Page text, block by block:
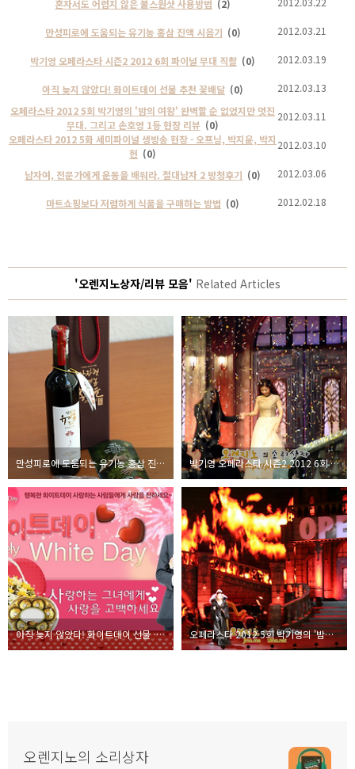
혼자서도 어렵지 않은 불스원샷 사용방법 (2)
만성피로에 도움되는 유기농 홍삼 진액 시음기 (0) 2012.03.21
박기영 오페라스타 시즌2 2012 6회 파이널 무대 직촬 (0) 2012.03.19
아직 늦지 않았다! 화이트데이 선물 추천 꽃배달 (0)
2012.03.13
오페라스타 2012 5회 박기영의 '밤의 여왕' 완벽할 순 없었지만 멋진
무대. 그리고 손호영 1등 현장 리뷰 (0)
2012.03.11
오페라스타 2012 5화 세미파이널 생방송 현장 - 오프닝, 박지윤, 박지
헌 (0)
2012.03.10
남자여, 전문가에게 운동을 배워라. 절대남자 2 방청후기 (0) 2012.03.06
마트쇼핑보다 저렴하게 식품을 구매하는 방법 (0) 2012.02.18
'오렌지노상자/리뷰 모음' Related Articles
만성피로에 도움되는 유기농 홍삼 진액 시음기 박기영 오페라스타 시즌2 2012 6회 파이널 무대 직촬
아직 늦지 않았다! 화이트데이 선물 추천 꽃배달 오페라스타 2012 5회 박기영의 '밤의 여왕' 완벽할 순 없었지만 멋진 무대. 그리고 손호영 1등 현장 리뷰
오렌지노의 소리상자